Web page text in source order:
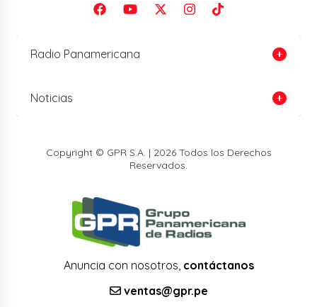
Radio Panamericana
Noticias
Copyright © GPR S.A. | 2026 Todos los Derechos
Reservados.
Anuncia con nosotros, contáctanos
ventas@gpr.pe